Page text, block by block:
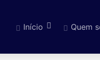
Pular para o conteúdo
Início Quem